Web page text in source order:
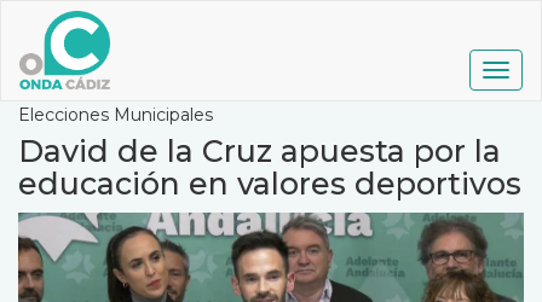
contenido
principal
Elecciones Municipales
David de la Cruz apuesta por la
educación en valores deportivos